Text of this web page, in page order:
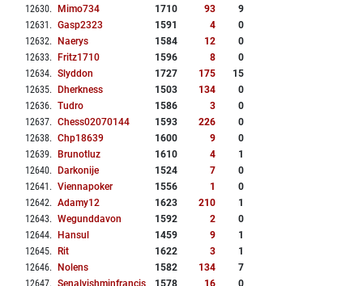
12630. Mimo734 1710 93
9
12631 . Gasp2323 1591 4
0
12632. Naerys 1584 12
0
12633. Fritz1710 1596 8
0
12634. Slyddon 1727 175
15
12635. Dherkness 1503 134
0
12636. Tudro 1586 3
0
12637. Chess02070144 1593 226
0
12638. Chp18639 1600 9
0
12639. Brunotluz 1610 4
1
12640. Darkonije 1524 7
0
12641 . Viennapoker 1556 1
0
12642. Adamy12 1623 210
1
12643. Wegunddavon 1592 2
0
12644. Hansul 1459 9
1
12645. Rit 1622 3
1
12646. Nolens 1582 134
7